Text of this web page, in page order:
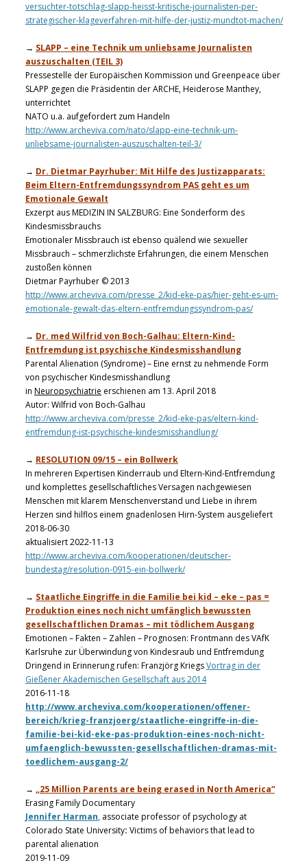
versuchter-totschlag-slapp-heisst-kritische-journalisten-per-
strategischer-klageverfahren-mit-hilfe-der-justiz-mundtot-machen/
→ SLAPP – eine Technik um unliebsame Journalisten
auszuschalten (TEIL 3)
Pressestelle der Europäischen Kommission und Greenpeace über
SLAPP gegen die Präsidentin der ARCHE, Heiderose Manthey,
unterrichtet
NATO u.a. aufgefordert zum Handeln
http://www.archeviva.com/nato/slapp-eine-technik-um-
unliebsame-journalisten-auszuschalten-teil-3/
→ Dr. Dietmar Payrhuber: Mit Hilfe des Justizapparats:
Beim Eltern-Entfremdungssyndrom PAS geht es um
Emotionale Gewalt
Exzerpt aus MEDIZIN IN SALZBURG: Eine Sonderform des
Kindesmissbrauchs
Emotionaler Missbrauch ist ebenso quälend wie sexueller
Missbrauch – schmerzlichste Erfahrungen, die einem Menschen
zustoßen können
Dietmar Payrhuber © 2013
http://www.archeviva.com/presse_2/kid-eke-pas/hier-geht-es-um-
emotionale-gewalt-das-eltern-entfremdungssyndrom-pas/
→ Dr. med Wilfrid von Boch-Galhau: Eltern-Kind-
Entfremdung ist psychische Kindesmisshandlung
Parental Alienation (Syndrome) – Eine ernst zu nehmende Form
von psychischer Kindesmisshandlung
in Neuropsychiatrie erschienen am 13. April 2018
Autor: Wilfrid von Boch-Galhau
http://www.archeviva.com/presse_2/kid-eke-pas/eltern-kind-
entfremdung-ist-psychische-kindesmisshandlung/
→ RESOLUTION 09/15 – ein Bollwerk
In mehreren Expertisen Kinderraub und Eltern-Kind-Entfremdung
und komplettes gesellschaftliches Versagen nachgewiesen
Menschen mit klarem Menschenverstand und Liebe in ihrem
Herzen sind hilflos einem gnadenlosen Hirn-System ausgeliefert
2018-06-30
aktualisiert 2022-11-13
http://www.archeviva.com/kooperationen/deutscher-
bundestag/resolution-0915-ein-bollwerk/
→ Staatliche Eingriffe in die Familie bei kid – eke – pas =
Produktion eines noch nicht umfänglich bewussten
gesellschaftlichen Dramas – mit tödlichem Ausgang
Emotionen – Fakten – Zahlen – Prognosen: Frontmann des VAfK
Karlsruhe zur Überwindung von Kindesraub und Entfremdung
Dringend in Erinnerung rufen: Franzjörg KriegsVortrag in der
Gießener Akademischen Gesellschaft aus 2014
2016-11-18
http://www.archeviva.com/kooperationen/offener-
bereich/krieg-franzjoerg/staatliche-eingriffe-in-die-
familie-bei-kid-eke-pas-produktion-eines-noch-nicht-
umfaenglich-bewussten-gesellschaftlichen-dramas-mit-
toedlichem-ausgang-2/
→ „25 Million Parents are being erased in North America“
Erasing Family Documentary
Jennifer Harman, associate professor of psychology at
Colorado State University: Victims of behaviors that lead to
parental alienation
2019-11-09